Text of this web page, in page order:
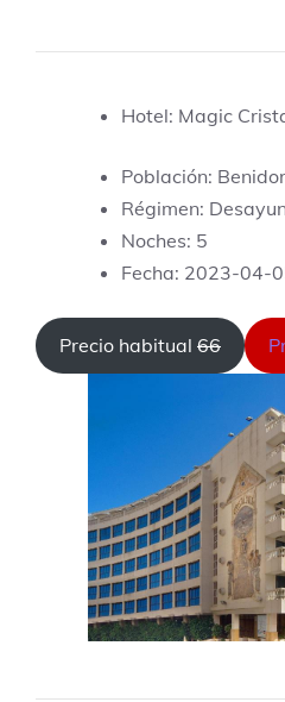
Hotel: Magic
Población:
Régimen:
Noches: 5
Fecha: 2023-04-
Precio habitual 66